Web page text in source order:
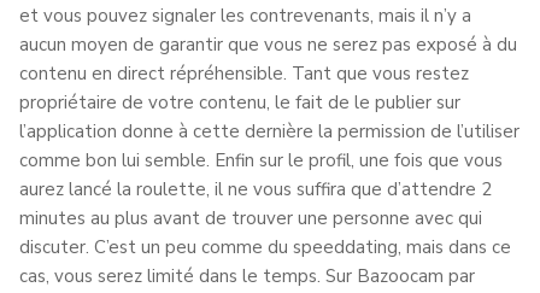
et vous pouvez signaler les contrevenants, mais il n’y a
aucun moyen de garantir que vous ne serez pas exposé à du
contenu en direct répréhensible. Tant que vous restez
propriétaire de votre contenu, le fait de le publier sur
l’application donne à cette dernière la permission de l’utiliser
comme bon lui semble. Enfin sur le profil, une fois que vous
aurez lancé la roulette, il ne vous suffira que d’attendre 2
minutes au plus avant de trouver une personne avec qui
discuter. C’est un peu comme du speeddating, mais dans ce
cas, vous serez limité dans le temps. Sur Bazoocam par